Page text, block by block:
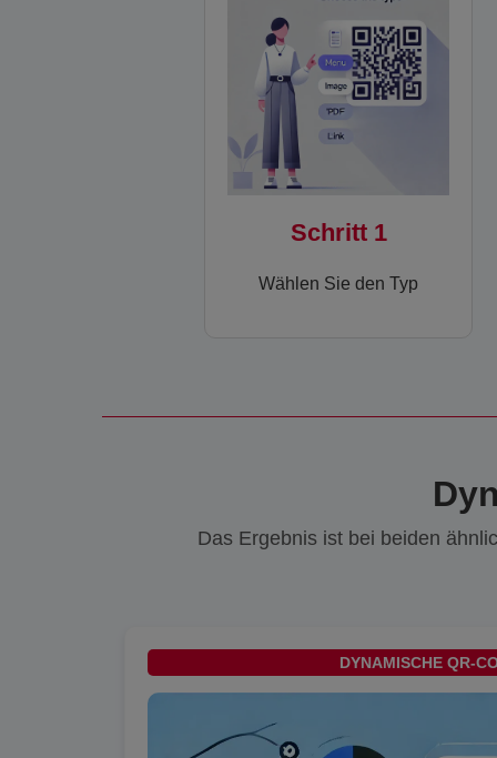
Schritt 1
Wählen Sie den Typ
Das Ergebnis ist bei beiden
DYNAMISCHE QR-